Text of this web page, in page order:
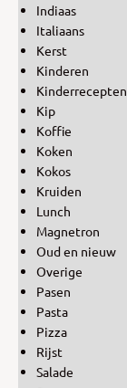
Indiaas
Italiaans
Kerst
Kinderen
Kinderrecepten
Kip
Koffie
Koken
Kokos
Kruiden
Lunch
Magnetron
Oud en nieuw
Overige
Pasen
Pasta
Pizza
Rijst
Salade